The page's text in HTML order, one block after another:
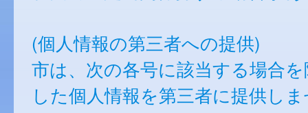
(個人情報の第三者への提供)
市は、次の各号に該当する場合
した個人情報を第三者に提供し